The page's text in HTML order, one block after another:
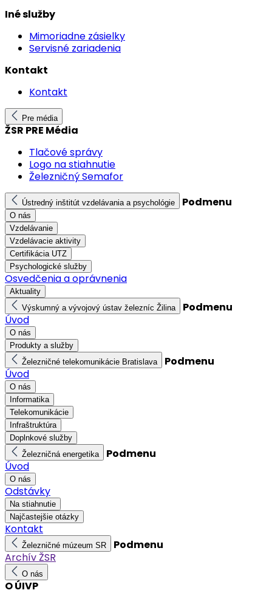
Iné služby
Mimoriadne zásielky
Servisné zariadenia
Kontakt
Kontakt
Pre média
ŽSR PRE Média
Tlačové správy
Logo na stiahnutie
Železničný Semafor
Ústredný inštitút vzdelávania a psychológie Podmenu
O nás
Vzdelávanie
Vzdelávacie aktivity
Certifikácia UTZ
Psychologické služby
Osvedčenia a oprávnenia
Aktuality
Výskumný a vývojový ústav železníc Žilina
Podmenu
Úvod
O nás
Produkty a služby
Železničné telekomunikácie Bratislava
Podmenu
Úvod
O nás
Informatika
Telekomunikácie
Infraštruktúra
Doplnkové služby
Železničná energetika
Podmenu
Úvod
O nás
Odstávky
Na stiahnutie
Najčastejšie otázky
Kontakt
Železničné múzeum SR
Podmenu
Archív ŽSR
O nás
O ÚIVP